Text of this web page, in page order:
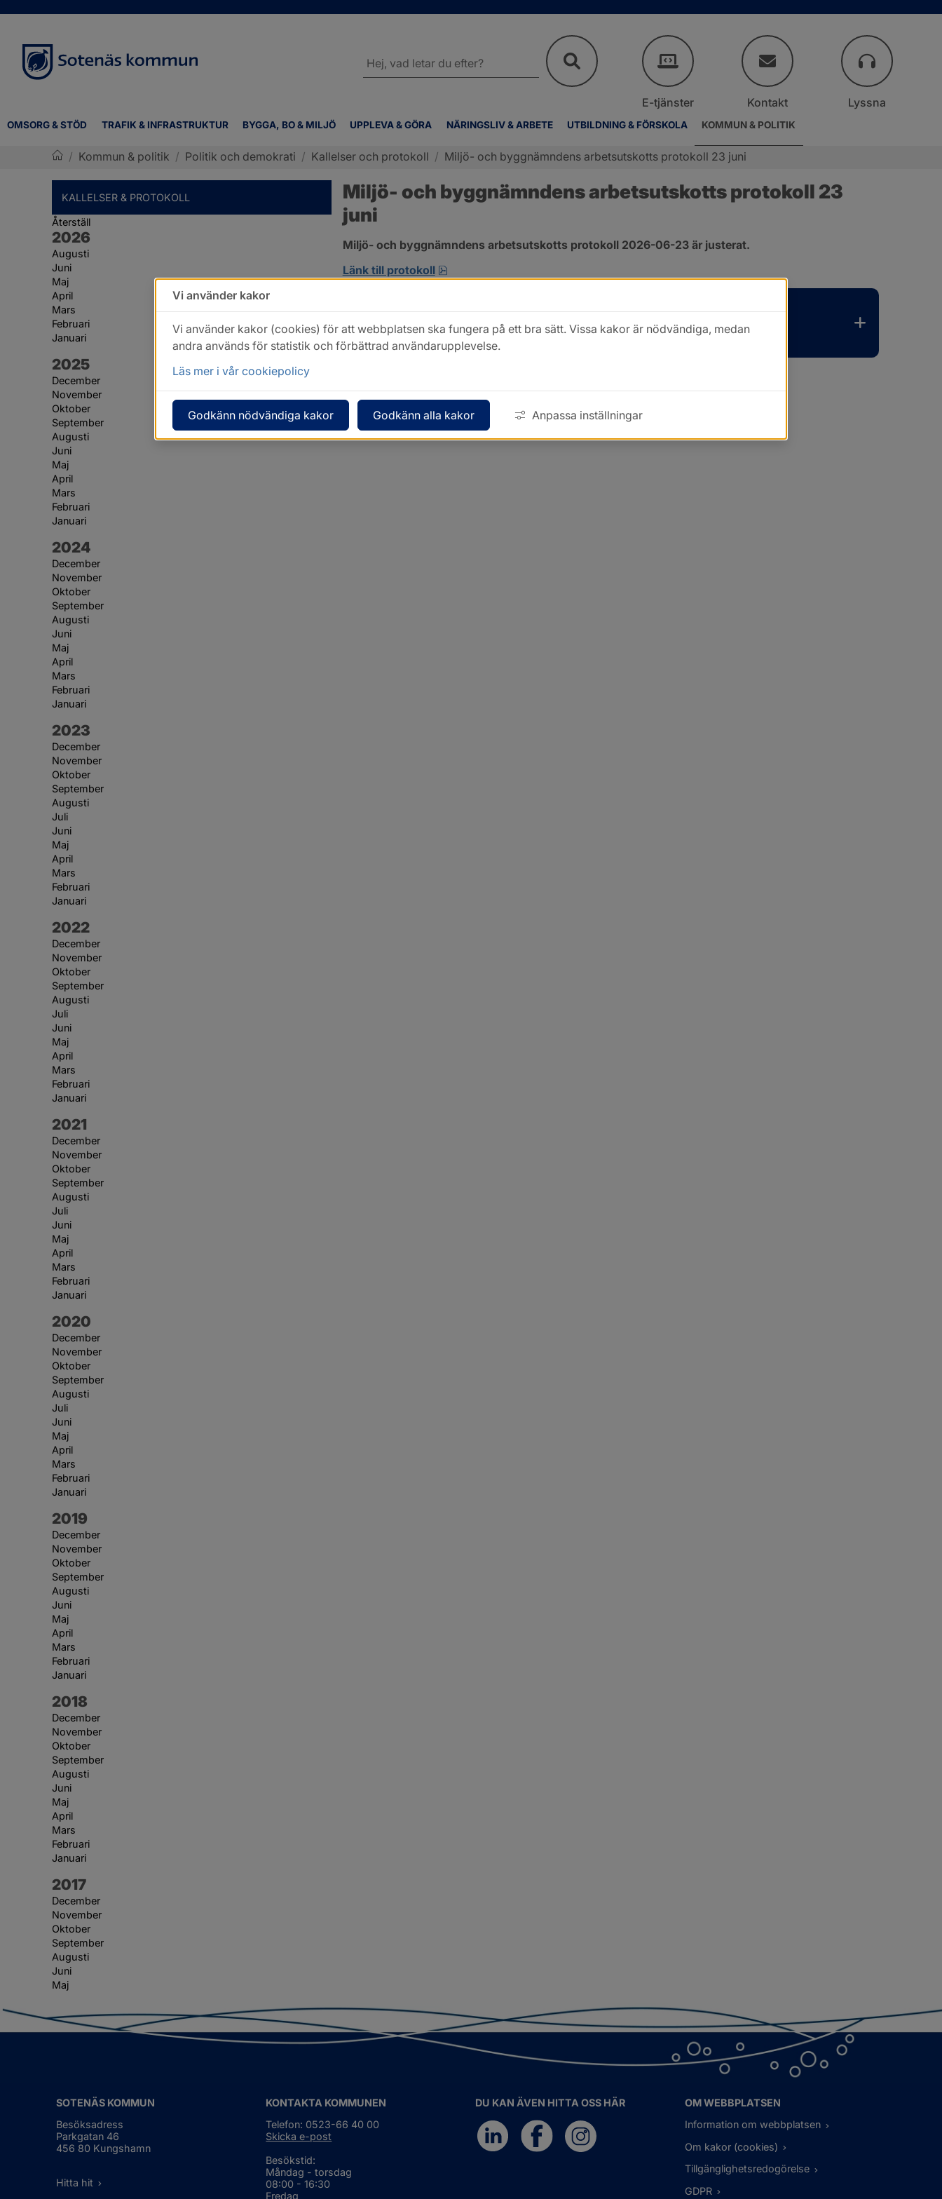
OMSORG & STÖD TRAFIK & INFRASTRUKTUR BYGGA, BO & MILJÖ UPPLEVA & GÖRA NÄRINGSLIV & ARBETE UTBILDNING & FÖRSKOLA KOMMUN & POLITIK
webbplatsen
E-tjänster Kontakt Lyssna
/ Kommun & politik / Politik och demokrati / Kallelser och protokoll / Miljö- och byggnämndens arbetsutskotts protokoll 23 juni
KALLELSER & PROTOKOLL
Återställ
År:
2026
Augusti
Juni
Maj
April
Mars
Februari
Januari
År:
2025
December
November
Oktober
September
Augusti
Juni
Maj
April
Mars
Februari
Januari
År:
2024
December
November
Oktober
September
Augusti
Juni
Maj
April
Mars
Februari
Januari
År:
2023
December
November
Oktober
September
Augusti
Juli
Juni
Maj
April
Mars
Februari
Januari
År:
2022
December
November
Oktober
September
Augusti
Juli
Juni
Maj
April
Mars
Februari
Januari
År:
2021
December
November
Oktober
September
Augusti
Juli
Juni
Maj
April
Mars
Februari
Januari
År:
2020
December
November
Oktober
September
Augusti
Juli
Juni
Maj
April
Mars
Februari
Januari
År:
2019
December
November
Oktober
September
Augusti
Juni
Maj
April
Mars
Februari
Januari
År:
2018
December
November
Oktober
September
Augusti
Juni
Maj
April
Mars
Februari
Januari
År:
2017
December
November
Oktober
September
Augusti
Juni
Maj
Miljö- och byggnämndens arbetsutskotts protokoll 23
juni
Miljö- och byggnämndens arbetsutskotts protokoll 2026-06-23 är justerat.
Länk till protokoll
pdf, 692.2 kB, öppnas i nytt fönster.
Kontakt
SOTENÄS KOMMUN
Besöksadress
Parkgatan 46
456 80 Kungshamn
Hitta hit
KONTAKTA KOMMUNEN
Telefon: 0523-66 40 00
Skicka e-post
Besökstid:
Måndag - torsdag
08:00 - 16:30
Fredag
DU KAN ÄVEN HITTA OSS HÄR
OM WEBBPLATSEN
Information om webbplatsen
Om kakor (cookies)
Tillgänglighetsredogörelse
GDPR
Vi använder kakor
Vi använder kakor (cookies) för att webbplatsen ska fungera på ett bra sätt. Vissa kakor är nödvändiga, medan
andra används för statistik och förbättrad användarupplevelse.
Läs mer i vår cookiepolicy
Godkänn nödvändiga kakor Godkänn alla kakor Anpassa inställningar